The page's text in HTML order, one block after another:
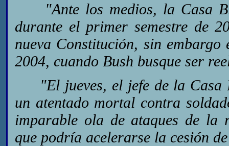
"Ante los medios, la Casa
durante el primer semestre de
nueva Constitución, sin embargo
2004, cuando Bush busque ser
"El jueves, el jefe de la Casa
un atentado mortal contra
imparable ola de ataques de la
que podría acelerarse la cesión